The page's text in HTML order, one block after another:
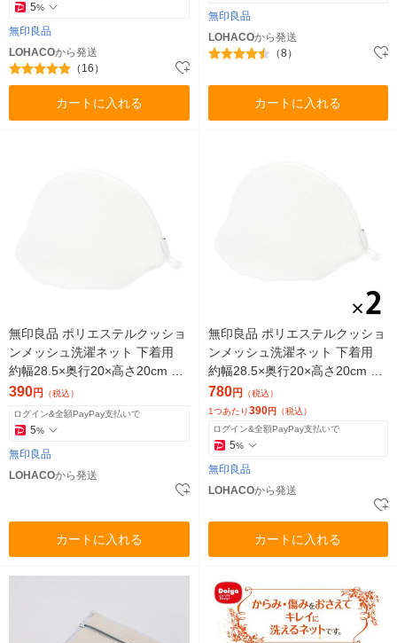
5%
無印良品
LOHACOから発送
（16）
カートに入れる
無印良品
LOHACOから発送
（8）
カートに入れる
無印良品 ポリエステルクッショ
ンメッシュ洗濯ネット 下着用
約幅28.5×奥行20×高さ20cm 良
品計画
390円 （税込）
ログイン&全額PayPay支払いで
5%
無印良品
LOHACOから発送
カートに入れる
無印良品 ポリエステルクッショ
ンメッシュ洗濯ネット 下着用
約幅28.5×奥行20×高さ20cm 1
セット（1個×2） 良品計画
780円 （税込）
1つあたり390円 （税込）
ログイン&全額PayPay支払いで
5%
無印良品
LOHACOから発送
カートに入れる